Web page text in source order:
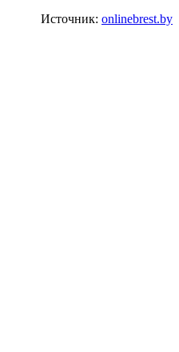
Источник: onlinebrest.by